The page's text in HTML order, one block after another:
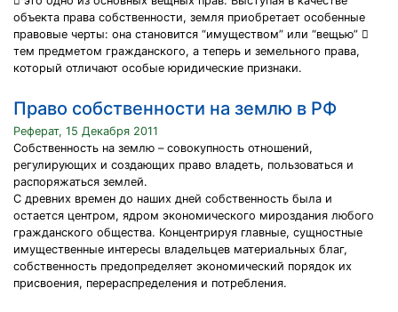
объекта права собственности, земля приобретает особенные
правовые черты: она становится “имуществом” или “вещью” 
тем предметом гражданского, а теперь и земельного права,
который отличают особые юридические признаки.
Право собственности на землю в РФ
Реферат, 15 Декабря 2011
Собственность на землю – совокупность отношений,
регулирующих и создающих право владеть, пользоваться и
распоряжаться землей.
С древних времен до наших дней собственность была и
остается центром, ядром экономического мироздания любого
гражданского общества. Концентрируя главные, сущностные
имущественные интересы владельцев материальных благ,
собственность предопределяет экономический порядок их
присвоения, перераспределения и потребления.